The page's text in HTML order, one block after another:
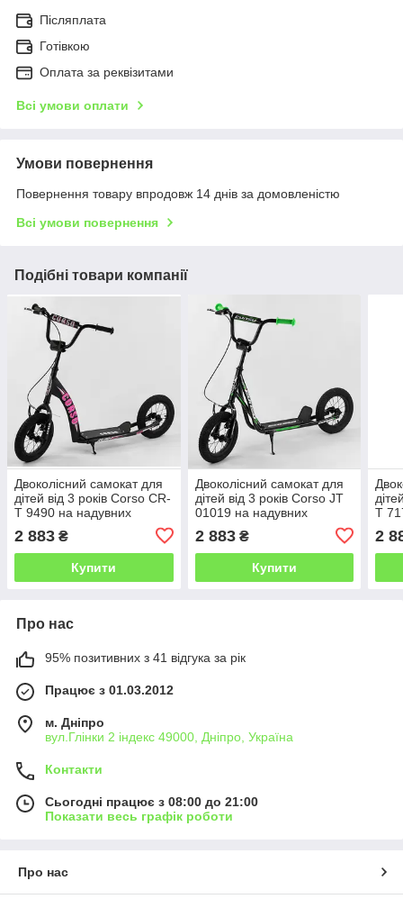
Післяплата
Готівкою
Оплата за реквізитами
Всі умови оплати
Умови повернення
Повернення товару впродовж 14 днів за домовленістю
Всі умови повернення
Подібні товари компанії
Двоколісний самокат для
дітей від 3 років Corso CR-
T 9490 на надувних
колесах 12дюймів/ручне
гальмо/чорний
2 883 ₴
Купити
Двоколісний самокат для
дітей від 3 років Corso JT
01019 на надувних
колесах 12дюймів/ручне
гальмо/чорний
2 883₴
Купити
T
2
Про нас
95% позитивних з 41 відгука за рік
Працює з 01.03.2012
м. Дніпро
вул.Глінки 2 індекс 49000, Дніпро, Україна
Контакти
Сьогодні працює з 08:00 до 21:00
Показати весь графік роботи
Про нас